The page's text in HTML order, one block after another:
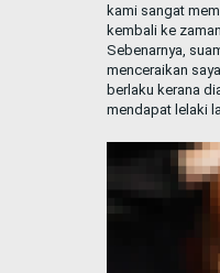
kami sangat
kembali ke
Sebenarnya,
menceraikan
berlaku kerana
mendapat lelaki